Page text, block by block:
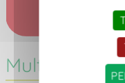
Multisports -